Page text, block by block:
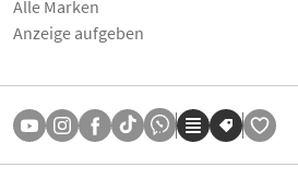
Alle Marken
Anzeige aufgeben